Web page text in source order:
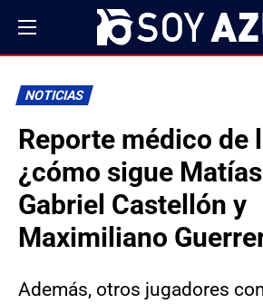
NOTICIAS
Reporte médico de
¿cómo sigue
Gabriel Castellón y
Maximiliano
Además, otros jugadores